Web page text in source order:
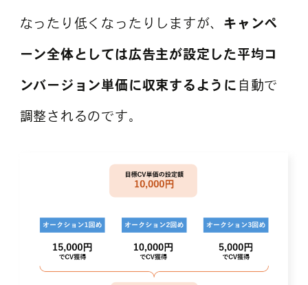
なったり低くなったりしますが、 キャンペ
ーン全体としては広告主が設定した平均コ
ンバージョン単価に収束するように 自動で
調整されるのです。